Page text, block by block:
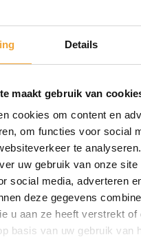
Details
maakt gebruik van
cookies om content en
om functies voor social
te
uw gebruik van onze site
social media, adverteren
deze gegevens
u aan ze heeft verstrekt of
basis van uw gebruik van